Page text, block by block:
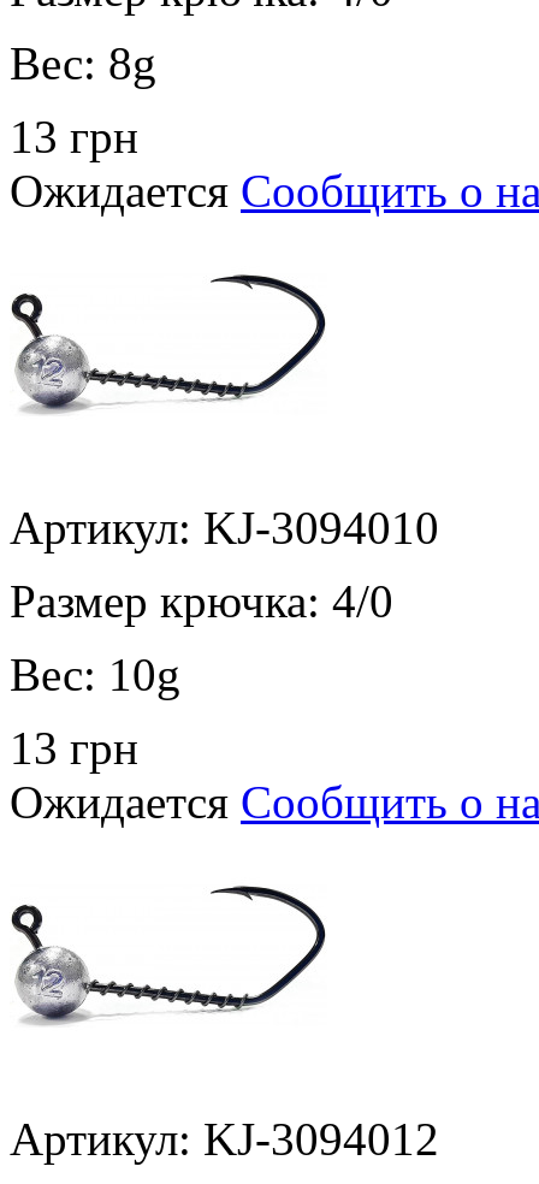
Вес: 8g
13 грн
Ожидается Сообщить о
Артикул: KJ-3094010
Размер крючка: 4/0
Вес: 10g
13 грн
Ожидается Сообщить о
Артикул: KJ-3094012